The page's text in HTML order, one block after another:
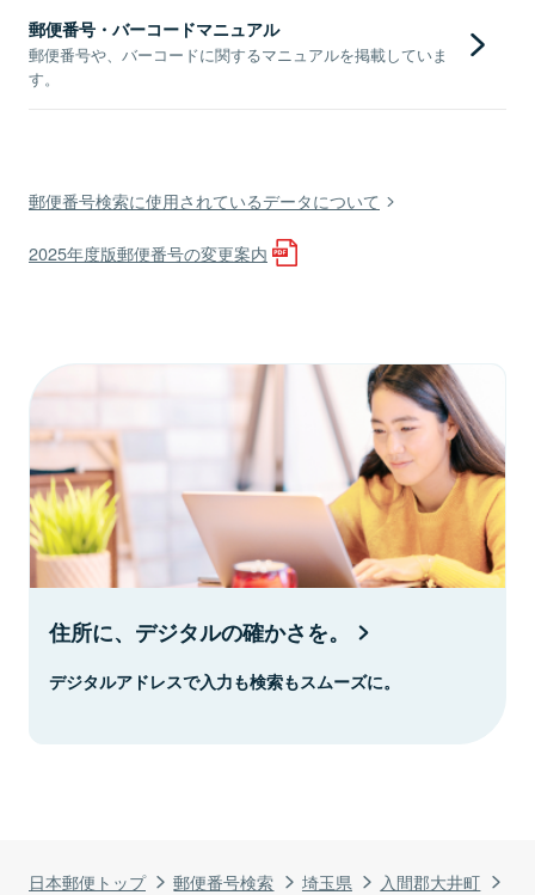
日本郵便トップ 郵便番号検索 埼玉県
入間郡大井町
郵便番号・バーコードマニュアル
郵便番号や、バーコードに関するマニュアルを掲載していま
す。
郵便番号検索に使用されているデータについて
2025年度版郵便番号の変更案内
住所に、デジタルの確かさを。
デジタルアドレスで入力も検索もスムーズに。